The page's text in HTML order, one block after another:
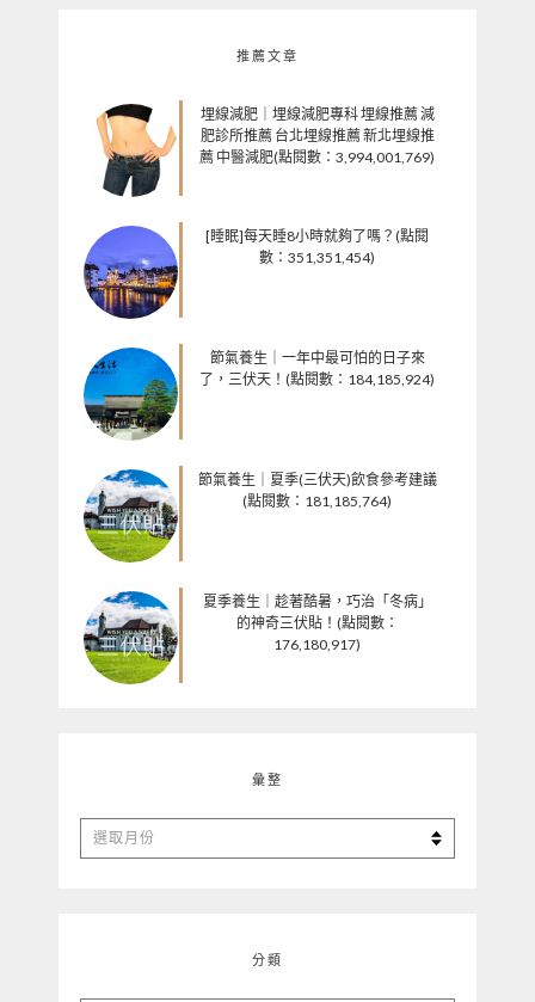
推薦文章
埋線減肥｜埋線減肥專科 埋線推薦 減
肥診所推薦 台北埋線推薦 新北埋線推
薦 中醫減肥(點閱數：3,994,001,769)
[睡眠]每天睡8小時就夠了嗎？(點閱
數：351,351,454)
節氣養生｜一年中最可怕的日子來
了，三伏天！(點閱數：184,185,924)
節氣養生｜夏季(三伏天)飲食參考建議
(點閱數：181,185,764)
夏季養生｜趁著酷暑，巧治「冬病」
的神奇三伏貼！(點閱數：
176,180,917)
彙整
彙
整
分類